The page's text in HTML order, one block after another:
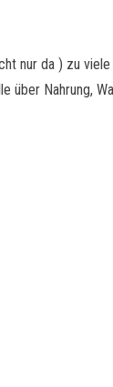
nur da ) zu
Nahrung,